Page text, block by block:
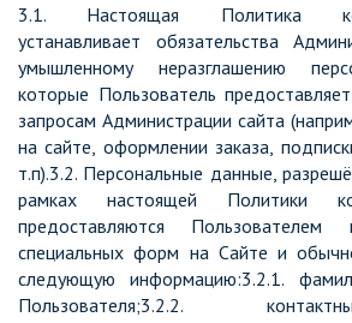
3.1. Настоящая Политика
устанавливает обязательства
умышленному неразглашению
которые Пользователь
запросам Администрации сайта
на сайте, оформлении заказа,
т.п).3.2. Персональные данные,
рамках настоящей Политики
предоставляются Пользователем
специальных форм на Сайте и
следующую информацию:3.2.1.
Пользователя;3.2.2.